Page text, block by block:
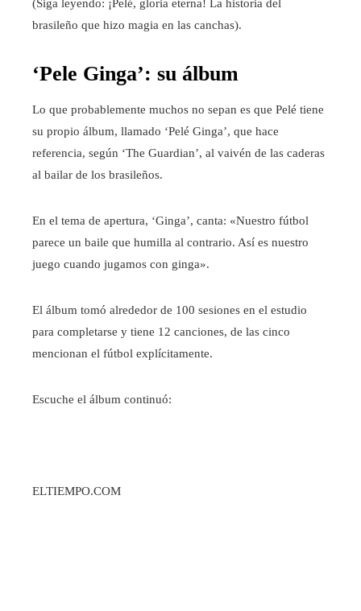
(Siga leyendo: ¡Pelé, gloria eterna! La historia del
brasileño que hizo magia en las canchas).
‘Pele Ginga’: su álbum
Lo que probablemente muchos no sepan es que Pelé tiene
su propio álbum, llamado ‘Pelé Ginga’, que hace
referencia, según ‘The Guardian’, al vaivén de las caderas
al bailar de los brasileños.
En el tema de apertura, ‘Ginga’, canta: «Nuestro fútbol
parece un baile que humilla al contrario. Así es nuestro
juego cuando jugamos con ginga».
El álbum tomó alrededor de 100 sesiones en el estudio
para completarse y tiene 12 canciones, de las cinco
mencionan el fútbol explícitamente.
Escuche el álbum continuó:
ELTIEMPO.COM